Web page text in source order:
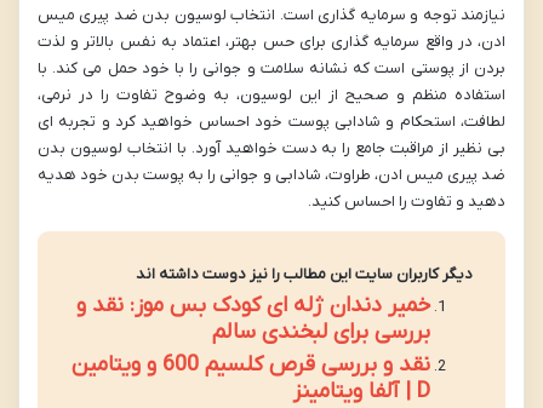
نیازمند توجه و سرمایه گذاری است. انتخاب لوسیون بدن ضد پیری میس
ادن، در واقع سرمایه گذاری برای حس بهتر، اعتماد به نفس بالاتر و لذت
بردن از پوستی است که نشانه سلامت و جوانی را با خود حمل می کند. با
استفاده منظم و صحیح از این لوسیون، به وضوح تفاوت را در نرمی،
لطافت، استحکام و شادابی پوست خود احساس خواهید کرد و تجربه ای
بی نظیر از مراقبت جامع را به دست خواهید آورد. با انتخاب لوسیون بدن
ضد پیری میس ادن، طراوت، شادابی و جوانی را به پوست بدن خود هدیه
دهید و تفاوت را احساس کنید.
دیگر کاربران سایت این مطالب را نیز دوست داشته اند
خمیر دندان ژله ای کودک بس موز: نقد و
بررسی برای لبخندی سالم
نقد و بررسی قرص کلسیم 600 و ویتامین
D | آلفا ویتامینز